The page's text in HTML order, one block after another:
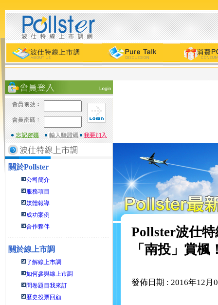
關於Pollster
公司簡介
服務項目
媒體報導
成功案例
合作夥伴
關於線上市調
了解線上市調
如何參與線上市調
問卷題目我來訂
歷史投票回顧
Pollster波仕
「南投」賞楓
發佈日期 : 2016年12月